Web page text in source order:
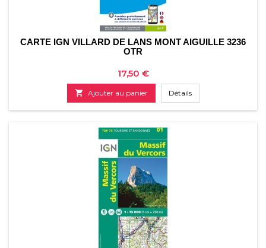
CARTE IGN VILLARD DE LANS MONT AIGUILLE 3236
OTR
Prix
17,50 €
 Ajouter au panier Détails